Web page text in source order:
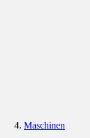
Maschinen